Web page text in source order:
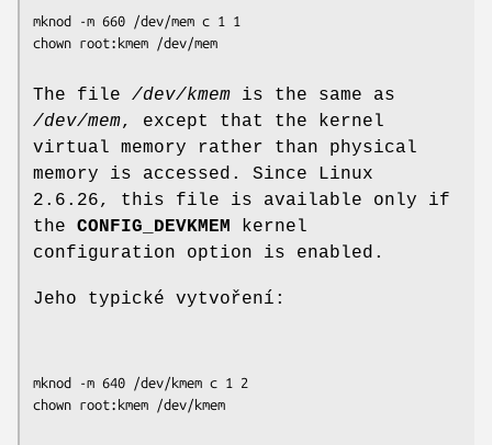
mknod -m 660 /dev/mem c 1 1
The file /dev/kmem is the same as
/dev/mem, except that the kernel
virtual memory rather than physical
memory is accessed. Since Linux
2.6.26, this file is available only if
the CONFIG_DEVKMEM kernel
configuration option is enabled.
Jeho typické vytvoření:
mknod -m 640 /dev/kmem c 1 2